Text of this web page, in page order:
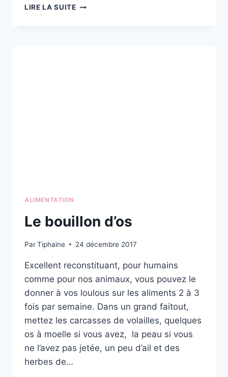
LIRE LA SUITEDU
ALIMENTATION
Le bouillon d’os
ParTiphaine 24 décembre 2017
Excellent reconstituant, pour humains
comme pour nos animaux, vous pouvez le
donner à vos loulous sur les aliments 2 à 3
fois par semaine. Dans un grand faitout,
mettez les carcasses de volailles, quelques
os à moelle si vous avez, la peau si vous
ne l’avez pas jetée, un peu d’ail et des
herbes de…